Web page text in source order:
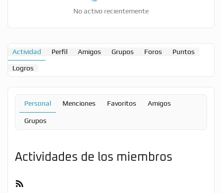
No activo recientemente
Actividad Perfil Amigos Grupos Foros Puntos
Logros
Personal Menciones Favoritos Amigos
Grupos
Actividades de los miembros